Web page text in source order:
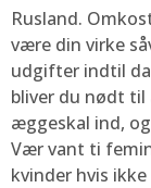
Rusland.
være din virke
udgifter indtil
bliver du nødt til
æggeskal ind,
Vær vant ti
kvinder hvis